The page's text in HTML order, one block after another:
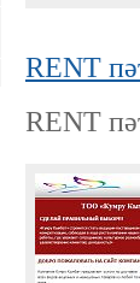
RENT
RENT